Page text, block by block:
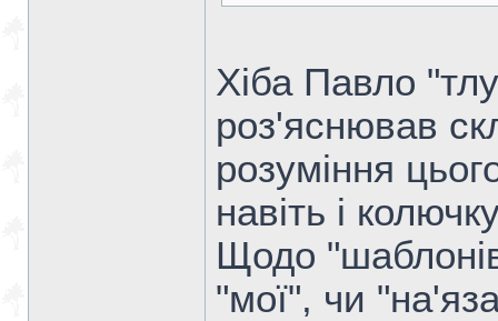
Хіба Павло
роз'яснював
розуміння
навіть і
Щодо
"мої", чи